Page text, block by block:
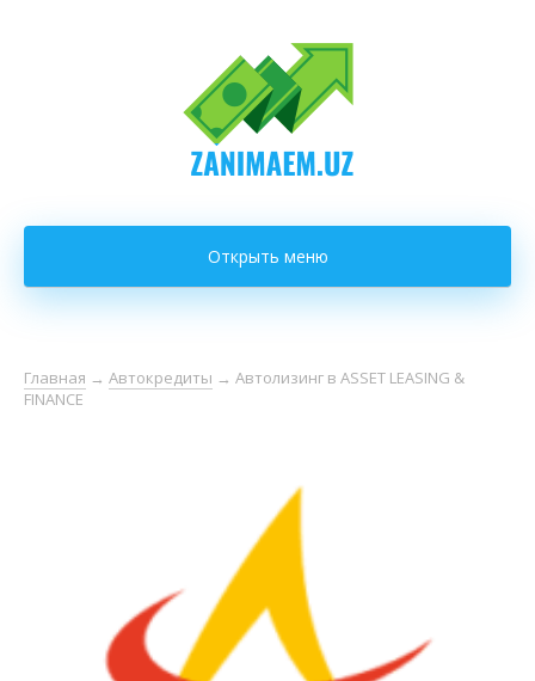
Открыть меню
Главная → Автокредиты → Автолизинг в ASSET LEASING &
FINANCE